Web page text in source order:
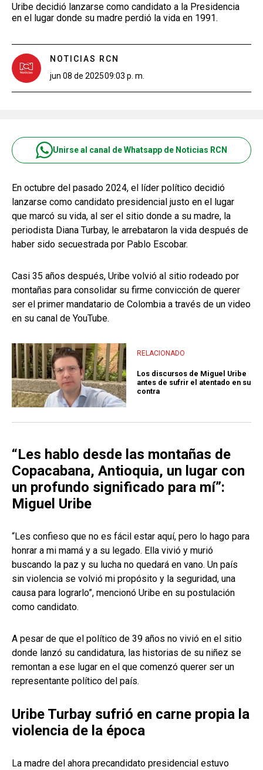
Uribe decidió lanzarse como candidato a la Presidencia
en el lugar donde su madre perdió la vida en 1991.
NOTICIAS RCN
jun 08 de 202509:03 p. m.
Unirse al canal de Whatsapp de Noticias RCN
En octubre del pasado 2024, el líder político decidió
lanzarse como candidato presidencial justo en el lugar
que marcó su vida, al ser el sitio donde a su madre, la
periodista Diana Turbay, le arrebataron la vida después de
haber sido secuestrada por Pablo Escobar.
Casi 35 años después, Uribe volvió al sitio rodeado por
montañas para consolidar su firme convicción de querer
ser el primer mandatario de Colombia a través de un video
en su canal de YouTube.
RELACIONADO
Los discursos de Miguel Uribe
antes de sufrir el atentado en su
contra
“Les hablo desde las montañas de
Copacabana, Antioquia, un lugar con
un profundo significado para mí”:
Miguel Uribe
“Les confieso que no es fácil estar aquí, pero lo hago para
honrar a mi mamá y a su legado. Ella vivió y murió
buscando la paz y su lucha no quedará en vano. Un país
sin violencia se volvió mi propósito y la seguridad, una
causa para lograrlo”, mencionó Uribe en su postulación
como candidato.
A pesar de que el político de 39 años no vivió en el sitio
donde lanzó su candidatura, las historias de su niñez se
remontan a ese lugar en el que comenzó querer ser un
representante político del país.
Uribe Turbay sufrió en carne propia la
violencia de la época
La madre del ahora precandidato presidencial estuvo